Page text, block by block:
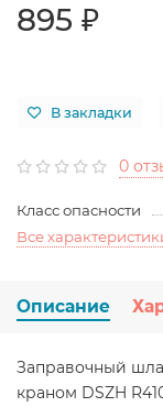
895 ₽
В закладки
0
Класс опасности
Все
Описание
Заправочный
краном DSZH